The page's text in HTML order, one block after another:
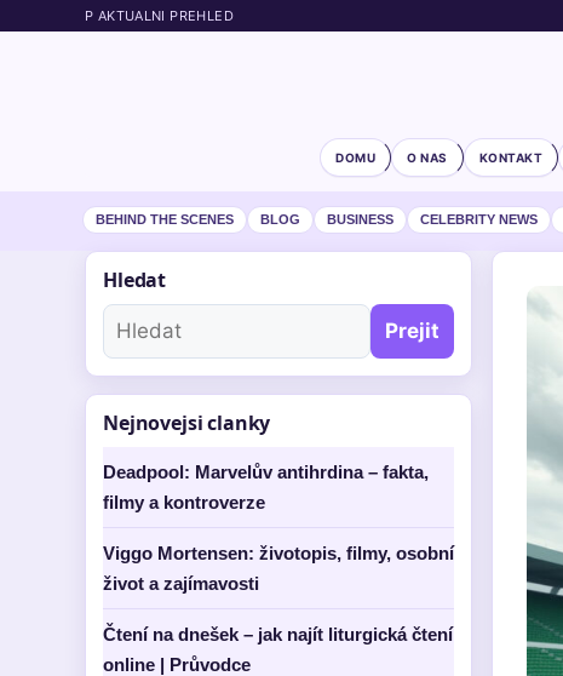
P AKTUALNI PREHLED
DOMU O NAS KONTAKT
BEHIND THE SCENES BLOG BUSINESS CELEBRITY NEWS
Hledat
Prejit
Nejnovejsi clanky
Deadpool: Marvelův antihrdina – fakta,
filmy a kontroverze
Viggo Mortensen: životopis, filmy, osobní
život a zajímavosti
Čtení na dnešek – jak najít liturgická čtení
online | Průvodce